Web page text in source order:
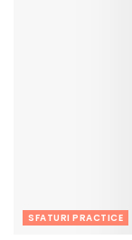
SFATURI PRACTICE